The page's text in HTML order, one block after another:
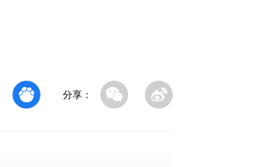
分享：